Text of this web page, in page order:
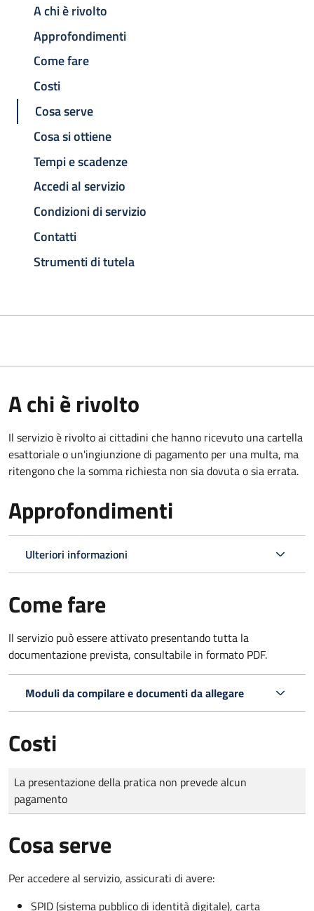
A chi è rivolto
Approfondimenti
Come fare
Costi
Cosa serve
Cosa si ottiene
Tempi e scadenze
Accedi al servizio
Condizioni di servizio
Contatti
Strumenti di tutela
A chi è rivolto
Il servizio è rivolto ai cittadini che hanno ricevuto una cartella
esattoriale o un'ingiunzione di pagamento per una multa, ma
ritengono che la somma richiesta non sia dovuta o sia errata.
Approfondimenti
Ulteriori informazioni
Come fare
Il servizio può essere attivato presentando tutta la
documentazione prevista, consultabile in formato PDF.
Moduli da compilare e documenti da allegare
Costi
Tipo di pagamento
Importo
La presentazione della pratica non prevede alcun
pagamento
Cosa serve
Per accedere al servizio, assicurati di avere:
SPID (sistema pubblico di identità digitale), carta